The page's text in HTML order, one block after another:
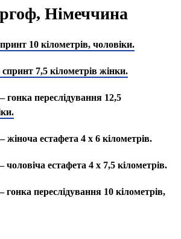
Німеччина
10 кілометрів, чоловіки.
7,5 кілометрів жінки.
гонка переслідування 12,5
жіноча естафета 4 х 6 кілометрів.
естафета 4 х 7,5 кілометрів.
переслідування 10 кілометрів,